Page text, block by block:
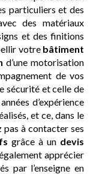
particuliers et des
des matériaux
et des finitions
votre bâtiment
d’une motorisation
de vos
sécurité et celle de
d’expérience
et ce, dans le
pas à contacter ses
grâce à un devis
apprécier
par l’enseigne en